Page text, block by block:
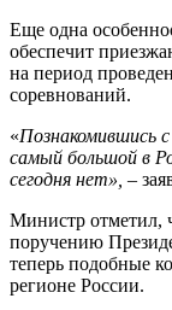
Еще одна
обеспечит
на период
соревнований.
«Познакомившись
самый большой в
сегодня нет», –
Министр отметил,
поручению
теперь подобные
регионе России.